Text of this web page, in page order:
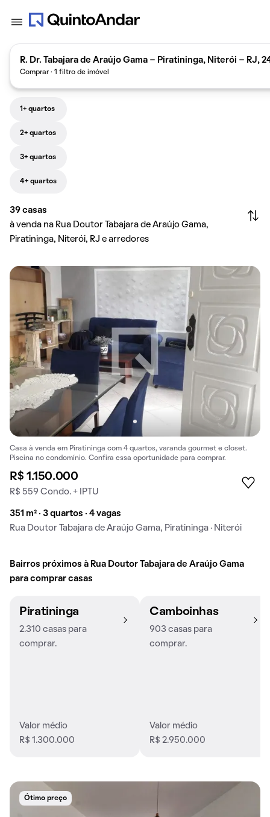
R. Dr. Tabajara de Araújo Gama - Piratininga, Niterói - RJ,
Comprar · 1 filtro de imóvel
1+ quartos
2+ quartos
3+ quartos
4+ quartos
39 casas
à venda na Rua Doutor Tabajara de Araújo Gama,
Piratininga, Niterói, RJ e arredores
Casa à venda em Piratininga com 4 quartos, varanda gourmet e closet.
Piscina no condomínio. Confira essa oportunidade para comprar.
R$ 1.150.000
R$ 559 Condo. + IPTU
351 m² · 3 quartos · 4 vagas
Rua Doutor Tabajara de Araújo Gama, Piratininga · Niterói
Bairros próximos à Rua Doutor Tabajara de Araújo Gama
para comprar casas
Piratininga
2.310 casas para
comprar.
Valor médio
R$ 1.300.000
Camboinhas
903 casas para
comprar.
Valor médio
R$ 2.950.000
Ótimo preço